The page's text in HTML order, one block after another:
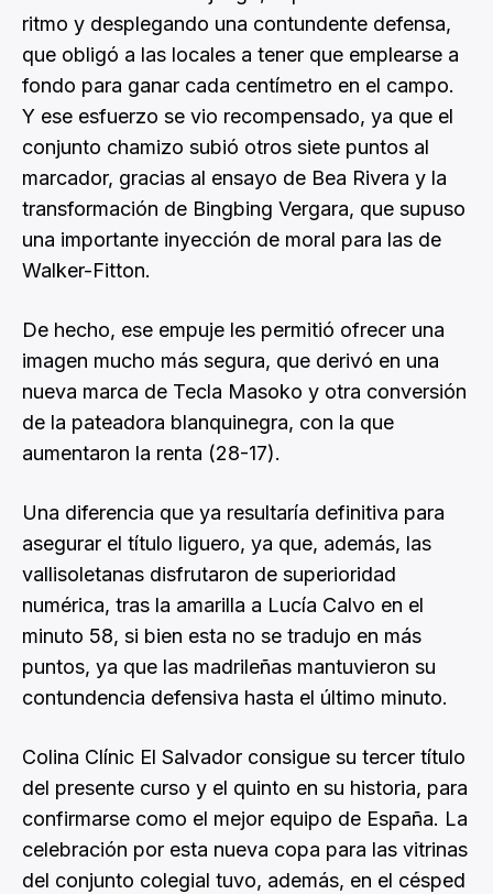
ritmo y desplegando una contundente defensa,
que obligó a las locales a tener que emplearse a
fondo para ganar cada centímetro en el campo.
Y ese esfuerzo se vio recompensado, ya que el
conjunto chamizo subió otros siete puntos al
marcador, gracias al ensayo de Bea Rivera y la
transformación de Bingbing Vergara, que supuso
una importante inyección de moral para las de
Walker-Fitton.
De hecho, ese empuje les permitió ofrecer una
imagen mucho más segura, que derivó en una
nueva marca de Tecla Masoko y otra conversión
de la pateadora blanquinegra, con la que
aumentaron la renta (28-17).
Una diferencia que ya resultaría definitiva para
asegurar el título liguero, ya que, además, las
vallisoletanas disfrutaron de superioridad
numérica, tras la amarilla a Lucía Calvo en el
minuto 58, si bien esta no se tradujo en más
puntos, ya que las madrileñas mantuvieron su
contundencia defensiva hasta el último minuto.
Colina Clínic El Salvador consigue su tercer título
del presente curso y el quinto en su historia, para
confirmarse como el mejor equipo de España. La
celebración por esta nueva copa para las vitrinas
del conjunto colegial tuvo, además, en el césped